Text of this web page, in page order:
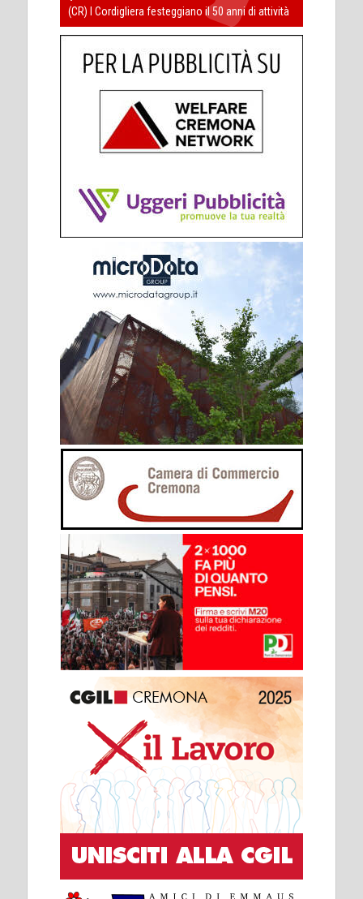
(CR) I Cordigliera festeggiano il 50 anni di attività